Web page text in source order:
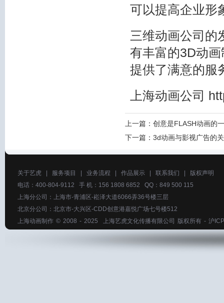
可以提高企业形
三维动画公司的
有丰富的3D动
提供了满意的服
上海动画公司
上一篇： 创意是FLASH动画的
下一篇： 3d动画与影视广告的
关于艺虎 服务项目 业务流程 作品展示 联系我们
版权声明
电话：400-804-9112 手 机：156 1808 6852 QQ：849 500 115
上海分公司：上海市-青浦区-崧泽大道6066弄36号楼三层
北京分公司：北京市-大兴区-CDD创意港嘉悦广场七号楼512
上海动画制作 © 2008 - 2025 上海艺虎文化传播有限公司 版权所有 - 沪